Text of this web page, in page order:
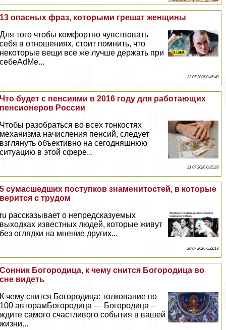
13 опасных фраз, которыми грешат женщины
Для того чтобы комфортно чувствовать
себя в отношениях, стоит помнить, что
некоторые вещи все же лучше держать при
себеAdMe...
22 07 2026 0:45:40
Что будет с пенсиями в 2016 году для работающих
пенсионеров России
Чтобы разобраться во всех тонкостях
механизма начисления пенсий, следует
взглянуть объективно на сегодняшнюю
ситуацию в этой сфере...
21 07 2026 0:35:23
5 cyмacшедших поступков знаменитостей, в которые
верится с трудом
ru рассказывает о непредсказуемых
выходках известных людей, которые живут
без оглядки на мнение других...
20 07 2026 6:22:13
Сонник Богородица, к чему снится Богородица во
сне видеть
К чему снится Богородица: толкование по
100 авторамБогородица — Богородица –
ждите самого счастливого события в вашей
жизни...